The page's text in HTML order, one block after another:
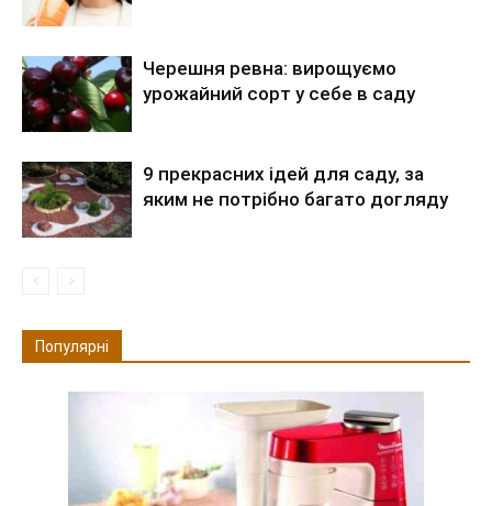
Черешня ревна: вирощуємо
урожайний сорт у себе в саду
9 прекрасних ідей для саду, за
яким не потрібно багато догляду
Популярні